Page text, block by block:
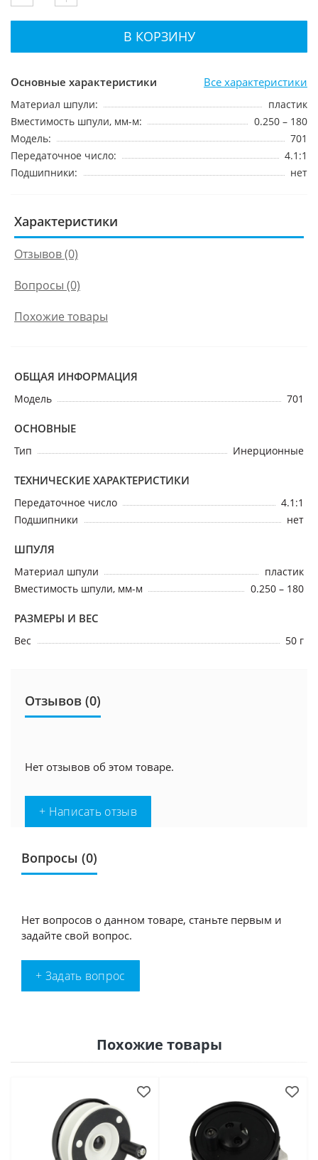
Основные характеристики Все характеристики
Материал шпули:
пластик
Вместимость шпули, мм-м:
0.250 – 180
Модель:
701
Передаточное число:
4.1:1
Подшипники:
нет
В КОРЗИНУ
Характеристики
Отзывов (0)
Вопросы (0)
Похожие товары
ОБЩАЯ ИНФОРМАЦИЯ
Модель 701
ОСНОВНЫЕ
Тип Инерционные
ТЕХНИЧЕСКИЕ ХАРАКТЕРИСТИКИ
Передаточное число
4.1:1
Подшипники
нет
ШПУЛЯ
Материал шпули
пластик
Вместимость шпули, мм-м
0.250 – 180
РАЗМЕРЫ И ВЕС
Вес 50 г
Отзывов (0)
Нет отзывов об этом товаре.
+ Написать отзыв
Вопросы (0)
Нет вопросов о данном товаре, станьте первым и
задайте свой вопрос.
+ Задать вопрос
Похожие товары